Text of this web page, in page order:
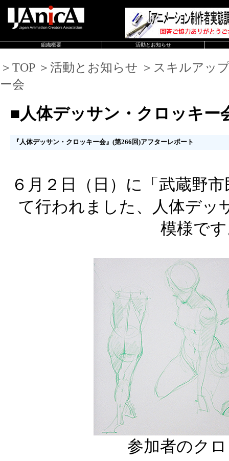
組織概要 活動とお知らせ
＞TOP ＞活動とお知らせ ＞スキルアッ
ー会
■人体デッサン・クロッキー
『人体デッサン・クロッキー会』(第266回)アフターレポート
６月２日（日）に「武蔵野
て行われました、人体デッ
模様で
参加者のク